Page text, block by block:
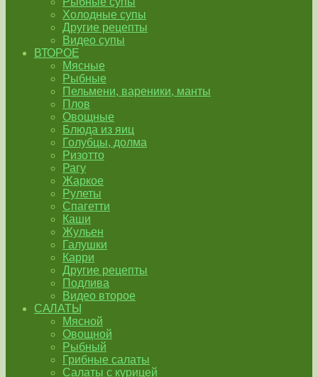
Холодные супы
Другие рецепты
Видео супы
ВТОРОЕ
Мясные
Рыбные
Пельмени, вареники, манты
Плов
Овощные
Блюда из яиц
Голубцы, долма
Ризотто
Рагу
Жаркое
Рулеты
Спагетти
Каши
Жульен
Галушки
Карри
Другие рецепты
Подлива
Видео второе
САЛАТЫ
Мясной
Овощной
Рыбный
Грибные салаты
Салаты с курицей